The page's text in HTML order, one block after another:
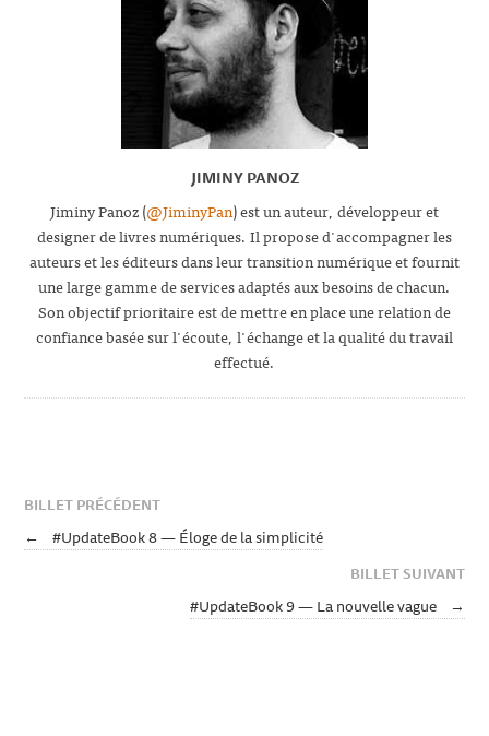
JIMINY PANOZ
Jiminy Panoz (@JiminyPan) est un auteur, développeur et
designer de livres numériques. Il propose d'accompagner les
auteurs et les éditeurs dans leur transition numérique et fournit
une large gamme de services adaptés aux besoins de chacun.
Son objectif prioritaire est de mettre en place une relation de
confiance basée sur l'écoute, l'échange et la qualité du travail
effectué.
BILLET PRÉCÉDENT
← #UpdateBook 8 — Éloge de la simplicité
BILLET SUIVANT
#UpdateBook 9 — La nouvelle vague →